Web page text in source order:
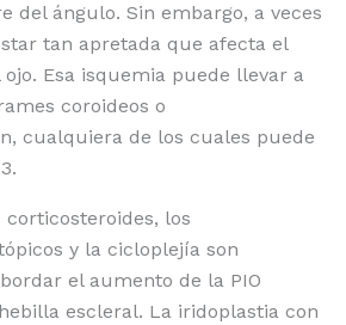
del ángulo. Sin embargo, a veces
tan apretada que afecta el
Esa isquemia puede llevar a
coroideos o
cualquiera de los cuales puede
corticosteroides, los
y la cicloplejía son
el aumento de la PIO
escleral. La iridoplastia con